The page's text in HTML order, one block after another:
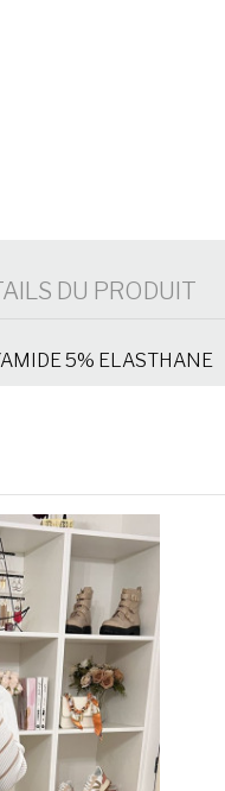
DU PRODUIT
5% ELASTHANE